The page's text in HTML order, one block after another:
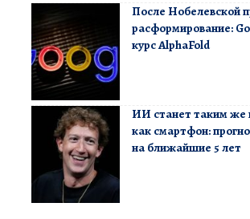
После Нобелевской
расформирование:
курс AlphaFold
ИИ станет таким же
как смартфон:
на ближайшие 5 лет